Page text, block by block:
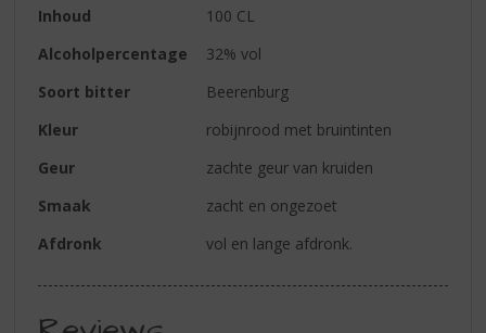
Inhoud
100 CL
Alcoholpercentage
32% vol
Soort bitter
Beerenburg
Kleur
robijnrood met bruintinten
Geur
zachte geur van kruiden
Smaak
zacht en ongezoet
Afdronk
vol en lange afdronk.